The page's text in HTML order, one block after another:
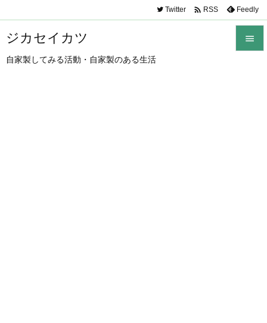
ジカセイカツ
自家製してみる活動・自家製のある生活

Twitter  RSS Feedly